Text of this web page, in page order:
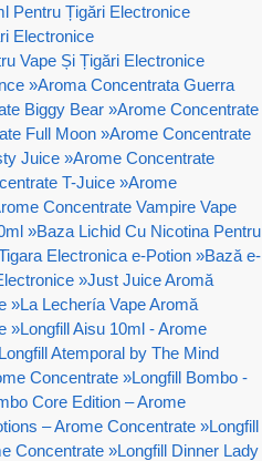
Pentru Țigări Electronice
Electronice
Vape Și Țigări Electronice
»Aroma Concentrata Guerra
Biggy Bear »Arome Concentrate
Full Moon »Arome Concentrate
Juice »Arome Concentrate
T-Juice »Arome
Concentrate Vampire Vape
»Baza Lichid Cu Nicotina Pentru
Electronica e-Potion »Bază e-
»Just Juice Aromă
»La Lechería Vape Aromă
»Longfill Aisu 10ml - Arome
Longfill Atemporal by The Mind
Concentrate »Longfill Bombo -
Core Edition – Arome
– Arome Concentrate »Longfill
Concentrate »Longfill Dinner Lady